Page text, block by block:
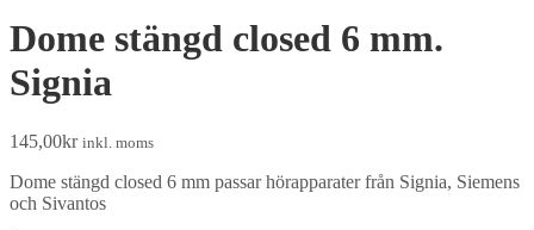
Dome stängd closed 6 mm.
Signia
145,00kr inkl. moms
Dome stängd closed 6 mm passar hörapparater från Signia, Siemens
och Sivantos